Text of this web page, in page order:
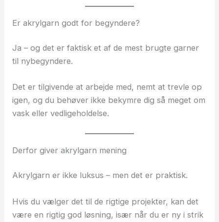
Er akrylgarn godt for begyndere?
Ja – og det er faktisk et af de mest brugte garner
til nybegyndere.
Det er tilgivende at arbejde med, nemt at trevle op
igen, og du behøver ikke bekymre dig så meget om
vask eller vedligeholdelse.
Derfor giver akrylgarn mening
Akrylgarn er ikke luksus – men det er praktisk.
Hvis du vælger det til de rigtige projekter, kan det
være en rigtig god løsning, især når du er ny i strik